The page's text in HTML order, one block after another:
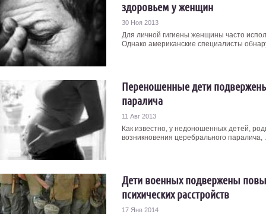
здоровьем у женщин
30 Ноя 2013
Для личной гигиены женщины часто
Однако американские специалисты
Переношенные дети
паралича
11 Авг 2013
Как известно, у недоношенных детей,
возникновения церебрального паралича,
Дети военных подвержены
психических расстройств
17 Янв 2014